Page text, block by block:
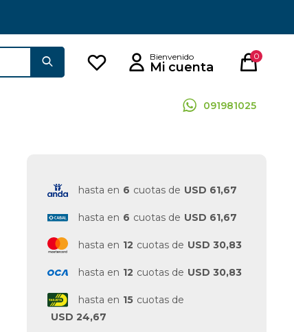
091981025
0
hasta en 6 cuotas de USD 61,67
hasta en 6 cuotas de USD 61,67
hasta en 12 cuotas de USD 30,83
hasta en 12 cuotas de USD 30,83
hasta en 15 cuotas de
USD 24,67